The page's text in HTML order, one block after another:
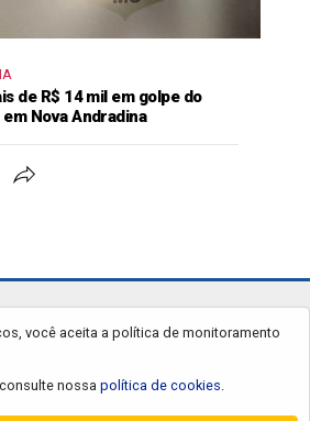
de R$ 14 mil em golpe do
Nova Andradina
você aceita a política de monitoramento
nossa política de cookies.